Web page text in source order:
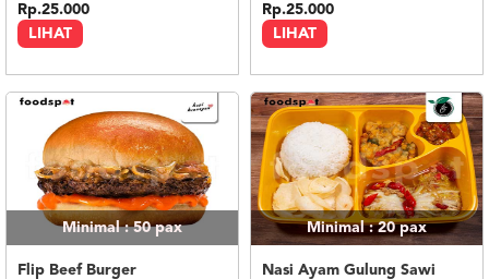
LIHAT
Rp.25.000
LIHAT
Rp.25.000
Minimal : 50pax
Flip Beef Burger
Minimal : 20pax
Nasi Ayam Gulung Sawi